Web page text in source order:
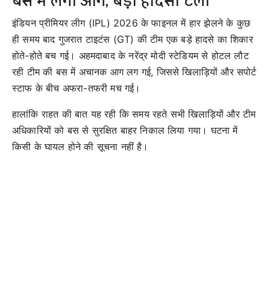
इंडियन प्रीमियर लीग (IPL) 2026 के फाइनल में हार झेलने के कुछ
ही समय बाद गुजरात टाइटंस (GT) की टीम एक बड़े हादसे का शिकार
होते-होते बच गई। अहमदाबाद के नरेंद्र मोदी स्टेडियम से होटल लौट
रही टीम की बस में अचानक आग लग गई, जिससे खिलाड़ियों और सपोर्ट
स्टाफ के बीच अफरा-तफरी मच गई।
हालांकि राहत की बात यह रही कि समय रहते सभी खिलाड़ियों और टीम
अधिकारियों को बस से सुरक्षित बाहर निकाल लिया गया। घटना में
किसी के घायल होने की सूचना नहीं है।